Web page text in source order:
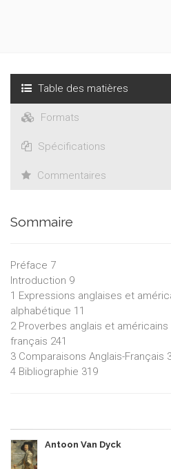
Table des matières
Formats
Spécifications
Commentaires
Sommaire
Préface 7
Introduction 9
1 Expressions anglaises et
alphabétique 11
2 Proverbes anglais et
français 241
3 Comparaisons Anglais-Français
4 Bibliographie 319
Antoon Van Dyck